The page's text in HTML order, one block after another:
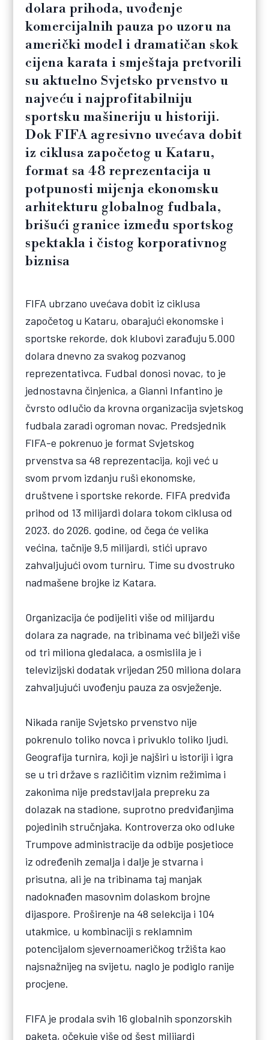
dolara prihoda, uvođenje
komercijalnih pauza po uzoru na
američki model i dramatičan skok
cijena karata i smještaja pretvorili
su aktuelno Svjetsko prvenstvo u
najveću i najprofitabilniju
sportsku mašineriju u historiji.
Dok FIFA agresivno uvećava dobit
iz ciklusa započetog u Kataru,
format sa 48 reprezentacija u
potpunosti mijenja ekonomsku
arhitekturu globalnog fudbala,
brišući granice između sportskog
spektakla i čistog korporativnog
biznisa
FIFA ubrzano uvećava dobit iz ciklusa
započetog u Kataru, obarajući ekonomske i
sportske rekorde, dok klubovi zarađuju 5.000
dolara dnevno za svakog pozvanog
reprezentativca. Fudbal donosi novac, to je
jednostavna činjenica, a Gianni Infantino je
čvrsto odlučio da krovna organizacija svjetskog
fudbala zaradi ogroman novac. Predsjednik
FIFA-e pokrenuo je format Svjetskog
prvenstva sa 48 reprezentacija, koji već u
svom prvom izdanju ruši ekonomske,
društvene i sportske rekorde. FIFA predviđa
prihod od 13 milijardi dolara tokom ciklusa od
2023. do 2026. godine, od čega će velika
većina, tačnije 9,5 milijardi, stići upravo
zahvaljujući ovom turniru. Time su dvostruko
nadmašene brojke iz Katara.
Organizacija će podijeliti više od milijardu
dolara za nagrade, na tribinama već bilježi više
od tri miliona gledalaca, a osmislila je i
televizijski dodatak vrijedan 250 miliona dolara
zahvaljujući uvođenju pauza za osvježenje.
Nikada ranije Svjetsko prvenstvo nije
pokrenulo toliko novca i privuklo toliko ljudi.
Geografija turnira, koji je najširi u istoriji i igra
se u tri države s različitim viznim režimima i
zakonima nije predstavljala prepreku za
dolazak na stadione, suprotno predviđanjima
pojedinih stručnjaka. Kontroverza oko odluke
Trumpove administracije da odbije posjetioce
iz određenih zemalja i dalje je stvarna i
prisutna, ali je na tribinama taj manjak
nadoknađen masovnim dolaskom brojne
dijaspore. Proširenje na 48 selekcija i 104
utakmice, u kombinaciji s reklamnim
potencijalom sjevernoameričkog tržišta kao
najsnažnijeg na svijetu, naglo je podiglo ranije
procjene.
FIFA je prodala svih 16 globalnih sponzorskih
paketa, očekuje više od šest milijardi